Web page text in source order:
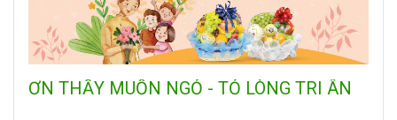
ƠN THẦY MUỐN NGỎ - TỎ LÒNG TRI ÂN